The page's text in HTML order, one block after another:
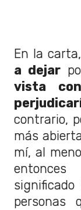
En la carta,
a dejar
vista
contrario,
más
mí, al
personas